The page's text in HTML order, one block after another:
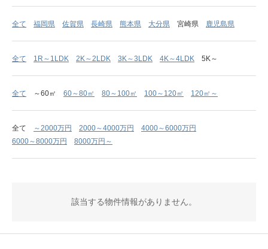
全て 福岡県 佐賀県 長崎県 熊本県 大分県 宮崎県 鹿児島県
全て 1R～1LDK 2K～2LDK 3K～3LDK 4K～4LDK 5K～
全て ～60㎡ 60～80㎡ 80～100㎡ 100～120㎡ 120㎡～
全て ～2000万円 2000～4000万円
4000～6000万円
6000～8000万円
8000万円～
該当する物件情報がありません。